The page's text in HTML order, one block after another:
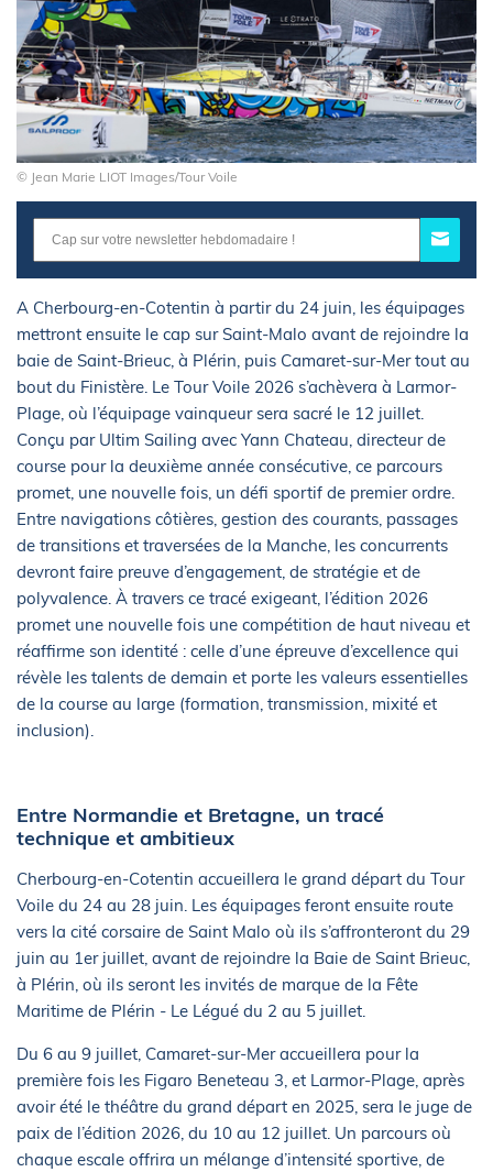
© Jean Marie LIOT Images/Tour Voile
A Cherbourg-en-Cotentin à partir du 24 juin, les équipages
mettront ensuite le cap sur Saint-Malo avant de rejoindre la
baie de Saint-Brieuc, à Plérin, puis Camaret-sur-Mer tout au
bout du Finistère. Le Tour Voile 2026 s’achèvera à Larmor-
Plage, où l’équipage vainqueur sera sacré le 12 juillet.
Conçu par Ultim Sailing avec Yann Chateau, directeur de
course pour la deuxième année consécutive, ce parcours
promet, une nouvelle fois, un défi sportif de premier ordre.
Entre navigations côtières, gestion des courants, passages
de transitions et traversées de la Manche, les concurrents
devront faire preuve d’engagement, de stratégie et de
polyvalence. À travers ce tracé exigeant, l’édition 2026
promet une nouvelle fois une compétition de haut niveau et
réaffirme son identité : celle d’une épreuve d’excellence qui
révèle les talents de demain et porte les valeurs essentielles
de la course au large (formation, transmission, mixité et
inclusion).
Entre Normandie et Bretagne, un tracé
technique et ambitieux
Cherbourg-en-Cotentin accueillera le grand départ du Tour
Voile du 24 au 28 juin. Les équipages feront ensuite route
vers la cité corsaire de Saint Malo où ils s’affronteront du 29
juin au 1er juillet, avant de rejoindre la Baie de Saint Brieuc,
à Plérin, où ils seront les invités de marque de la Fête
Maritime de Plérin - Le Légué du 2 au 5 juillet.
Du 6 au 9 juillet, Camaret-sur-Mer accueillera pour la
première fois les Figaro Beneteau 3, et Larmor-Plage, après
avoir été le théâtre du grand départ en 2025, sera le juge de
paix de l’édition 2026, du 10 au 12 juillet. Un parcours où
chaque escale offrira un mélange d’intensité sportive, de